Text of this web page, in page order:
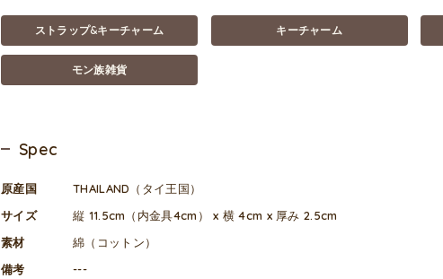
ストラップ&キーチャーム キーチャーム
モン族雑貨
Spec
原産国
THAILAND（タイ王国）
サイズ
縦 11.5cm（内金具4cm） x 横 4cm x 厚み 2.5cm
素材
綿（コットン）
備考
---